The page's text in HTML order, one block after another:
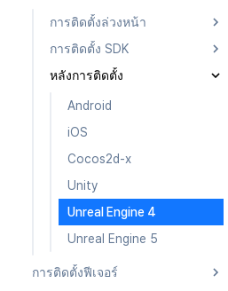
การติดตั้งล่วงหน้า
Android
iOS
Cocos2d-x
Unity
Unreal Engine 4
Unreal Engine 5
การติดตั้ง SDK
Android
iOS
Cocos2d-x
Unity
Unreal Engine 4
Unreal Engine 5
หลังการติดตั้ง
Android
iOS
Cocos2d-x
Unity
Unreal Engine 4
Unreal Engine 5
การติดตั้งฟีเจอร์